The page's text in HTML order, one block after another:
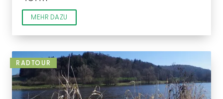
MEHR DAZU
RADTOUR